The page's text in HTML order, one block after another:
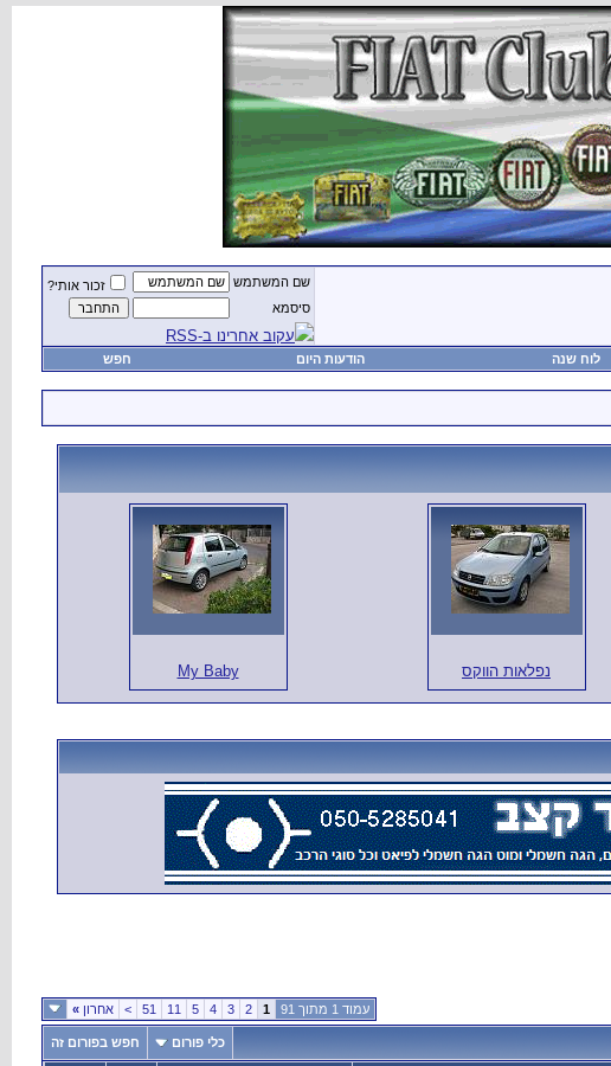
שם המשתמש
זכור אותי?
סיסמא
עקוב אחרינו ב-RSS
לוח שנה הודעות היום חפש
נפלאות הווקס My Baby
עמוד 1 מתוך 91 1
2
3
4
5
11
51
> אחרון »
כלי פורום חפש בפורום זה